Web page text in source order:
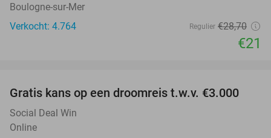
Boulogne-sur-Mer
Verkocht: 4.764
Regulier €28,70
€21
Gratis kans op een droomreis t.w.v. €3.000
Social Deal Win
Online